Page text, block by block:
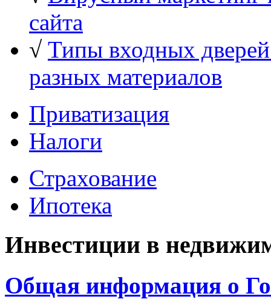
сайта
√ Типы входных
разных материалов
Приватизация
Налоги
Страхование
Ипотека
Инвестиции в
Общая информация о